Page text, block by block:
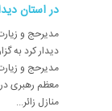
در استان
مدیرحج و
دیدار کرد به
مدیرحج و
معظم رهبری در
منازل زائر...